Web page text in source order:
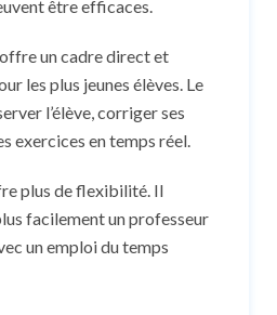
être efficaces.
un cadre direct et
les plus jeunes élèves. Le
l’élève, corriger ses
exercices en temps réel.
plus de flexibilité. Il
facilement un professeur
un emploi du temps